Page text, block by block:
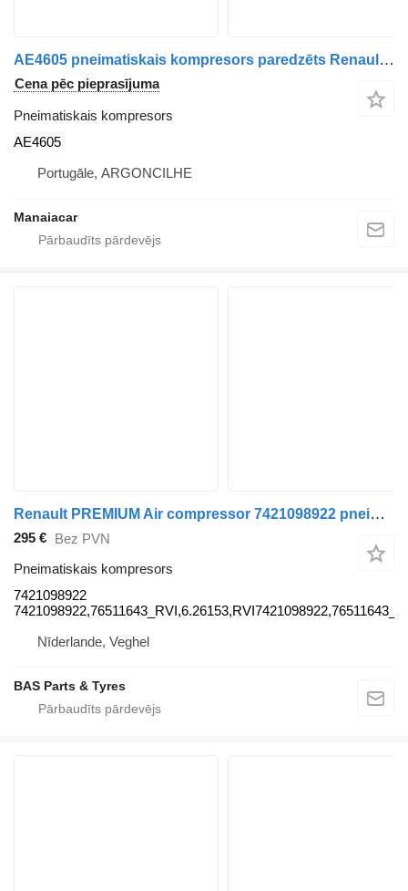
AE4605 pneimatiskais kompresors paredzēts Renault Premium 2 | 05 kravas automašīnas
Cena pēc pieprasījuma
Pneimatiskais kompresors
AE4605
Portugāle, ARGONCILHE
Manaiacar
Renault PREMIUM Air compressor 7421098922 pneimatiskais kompresors paredzēts Renault PREMIUM kravas automašīnas
295 € Bez PVN
Pneimatiskais kompresors
7421098922
Nīderlande, Veghel
BAS Parts & Tyres